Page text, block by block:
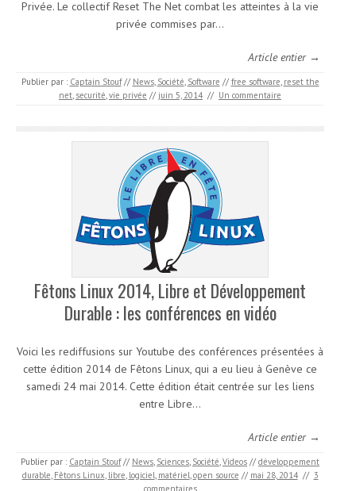
Privée. Le collectif Reset The Net combat les atteintes à la vie
privée commises par…
Article entier →
Publier par : Captain Stouf // News, Société, Software // free software, reset the
net, securité,vie privée // juin 5, 2014 // Un commentaire
Fêtons Linux 2014, Libre et Développement
Durable : les conférences en vidéo
Voici les rediffusions sur Youtube des conférences présentées à
cette édition 2014 de Fêtons Linux, qui a eu lieu à Genève ce
samedi 24 mai 2014. Cette édition était centrée sur les liens
entre Libre…
Article entier →
Publier par : Captain Stouf // News, Sciences, Société,Videos // développement
durable, Fêtons Linux, libre, logiciel, matériel,open source // mai 28, 2014 // 3
commentaires